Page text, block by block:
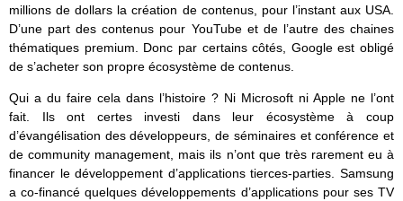
millions de dollars la création de contenus, pour l’instant aux USA.
D’une part des contenus pour YouTube et de l’autre des chaines
thématiques premium. Donc par certains côtés, Google est obligé
de s’acheter son propre écosystème de contenus.
Qui a du faire cela dans l’histoire ? Ni Microsoft ni Apple ne l’ont
fait. Ils ont certes investi dans leur écosystème à coup
d’évangélisation des développeurs, de séminaires et conférence et
de community management, mais ils n’ont que très rarement eu à
financer le développement d’applications tierces-parties. Samsung
a co-financé quelques développements d’applications pour ses TV